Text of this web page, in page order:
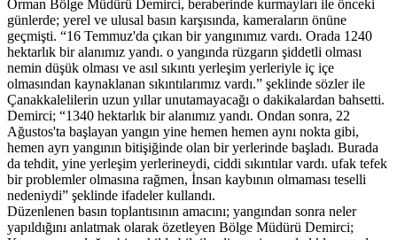
Orman Bölge Müdürü Demirci, beraberinde kurmayları ile önceki
günlerde; yerel ve ulusal basın karşısında, kameraların önüne
geçmişti. “16 Temmuz'da çıkan bir yangınımız vardı. Orada 1240
hektarlık bir alanımız yandı. o yangında rüzgarın şiddetli olması
nemin düşük olması ve asıl sıkıntı yerleşim yerleriyle iç içe
olmasından kaynaklanan sıkıntılarımız vardı.” şeklinde sözler ile
Çanakkalelilerin uzun yıllar unutamayacağı o dakikalardan bahsetti.
Demirci; “1340 hektarlık bir alanımız yandı. Ondan sonra, 22
Ağustos'ta başlayan yangın yine hemen hemen aynı nokta gibi,
hemen ayrı yangının bitişiğinde olan bir yerlerinde başladı. Burada
da tehdit, yine yerleşim yerlerineydi, ciddi sıkıntılar vardı. ufak tefek
bir problemler olmasına rağmen, İnsan kaybının olmaması teselli
nedeniydi” şeklinde ifadeler kullandı.
Düzenlenen basın toplantısının amacını; yangından sonra neler
yapıldığını anlatmak olarak özetleyen Bölge Müdürü Demirci;